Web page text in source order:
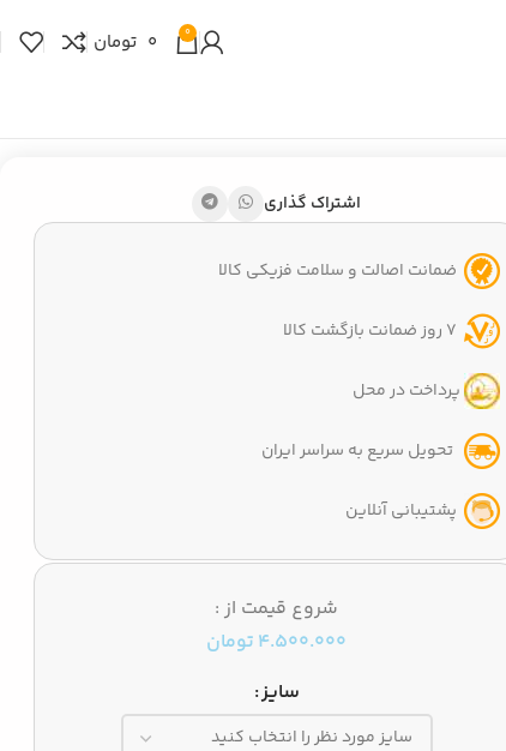
0
0 تومان
اشتراک گذاری
ضمانت اصالت و سلامت فزیکی کالا
7 روز ضمانت بازگشت کالا
پرداخت در محل
تحویل سریع به سراسر ایران
پشتیبانی آنلاین
شروع قیمت از :
4.500.000 تومان
سایز